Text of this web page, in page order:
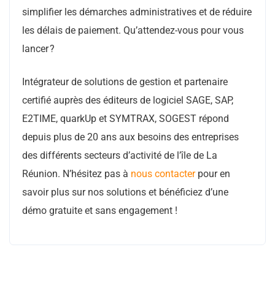
simplifier les démarches administratives et de réduire
les délais de paiement. Qu’attendez-vous pour vous
lancer ?
Intégrateur de solutions de gestion et partenaire
certifié auprès des éditeurs de logiciel SAGE, SAP,
E2TIME, quarkUp et SYMTRAX, SOGEST répond
depuis plus de 20 ans aux besoins des entreprises
des différents secteurs d’activité de l’île de La
Réunion. N’hésitez pas à nous contacterpour en
savoir plus sur nos solutions et bénéficiez d’une
démo gratuite et sans engagement !